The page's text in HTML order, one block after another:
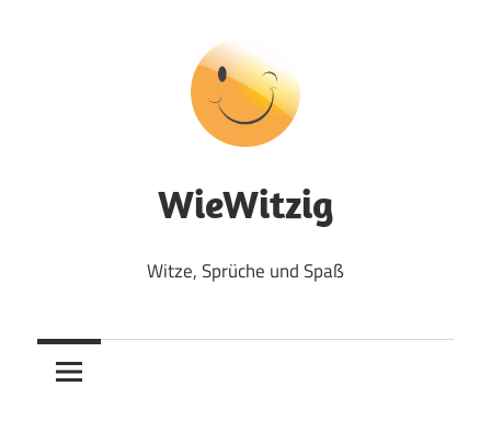
WieWitzig
Witze, Sprüche und Spaß